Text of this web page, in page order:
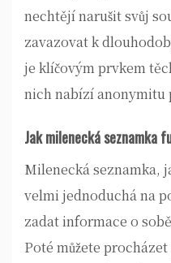
nechtějí narušit svůj
zavazovat k
je klíčovým prvkem
nich nabízí anonymitu
Jak milenecká seznamka
Milenecká seznamka,
velmi jednoduchá na
zadat informace o
Poté můžete